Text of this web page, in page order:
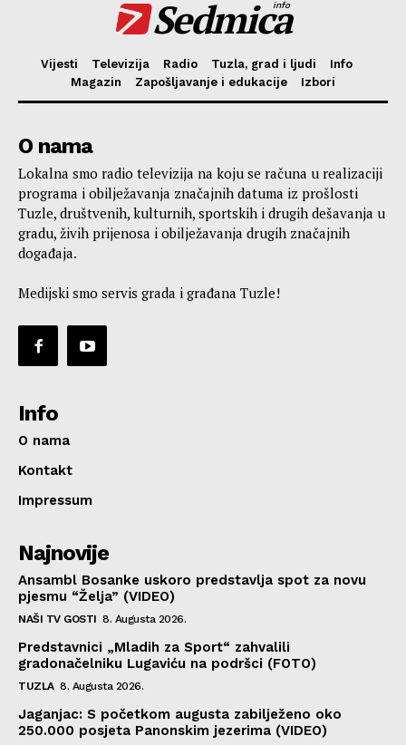
Sedmica
info
Vijesti Televizija Radio Tuzla, grad i ljudi
Info
Magazin
Zapošljavanje i edukacije Izbori
O nama
Lokalna smo radio televizija na koju se računa u realizaciji
programa i obilježavanja značajnih datuma iz prošlosti
Tuzle, društvenih, kulturnih, sportskih i drugih dešavanja u
gradu, živih prijenosa i obilježavanja drugih značajnih
događaja.
Medijski smo servis grada i građana Tuzle!
Info
O nama
Kontakt
Impressum
Najnovije
Ansambl Bosanke uskoro predstavlja spot za novu
pjesmu “Želja” (VIDEO)
NAŠI TV GOSTI 8. Augusta 2026.
Predstavnici „Mladih za Sport“ zahvalili
gradonačelniku Lugaviću na podršci (FOTO)
TUZLA 8. Augusta 2026.
Jaganjac: S početkom augusta zabilježeno oko
250.000 posjeta Panonskim jezerima (VIDEO)